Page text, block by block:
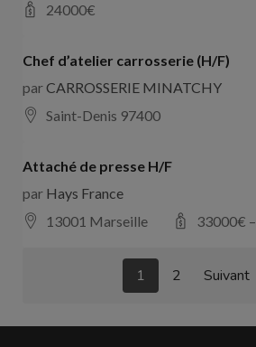
24000€
Chef d’atelier carrosserie (H/F)
parCARROSSERIE MINATCHY
Saint-Denis 97400
Attaché de presse H/F
par Hays France
13001 Marseille
33000€ –
1 2 Suivant